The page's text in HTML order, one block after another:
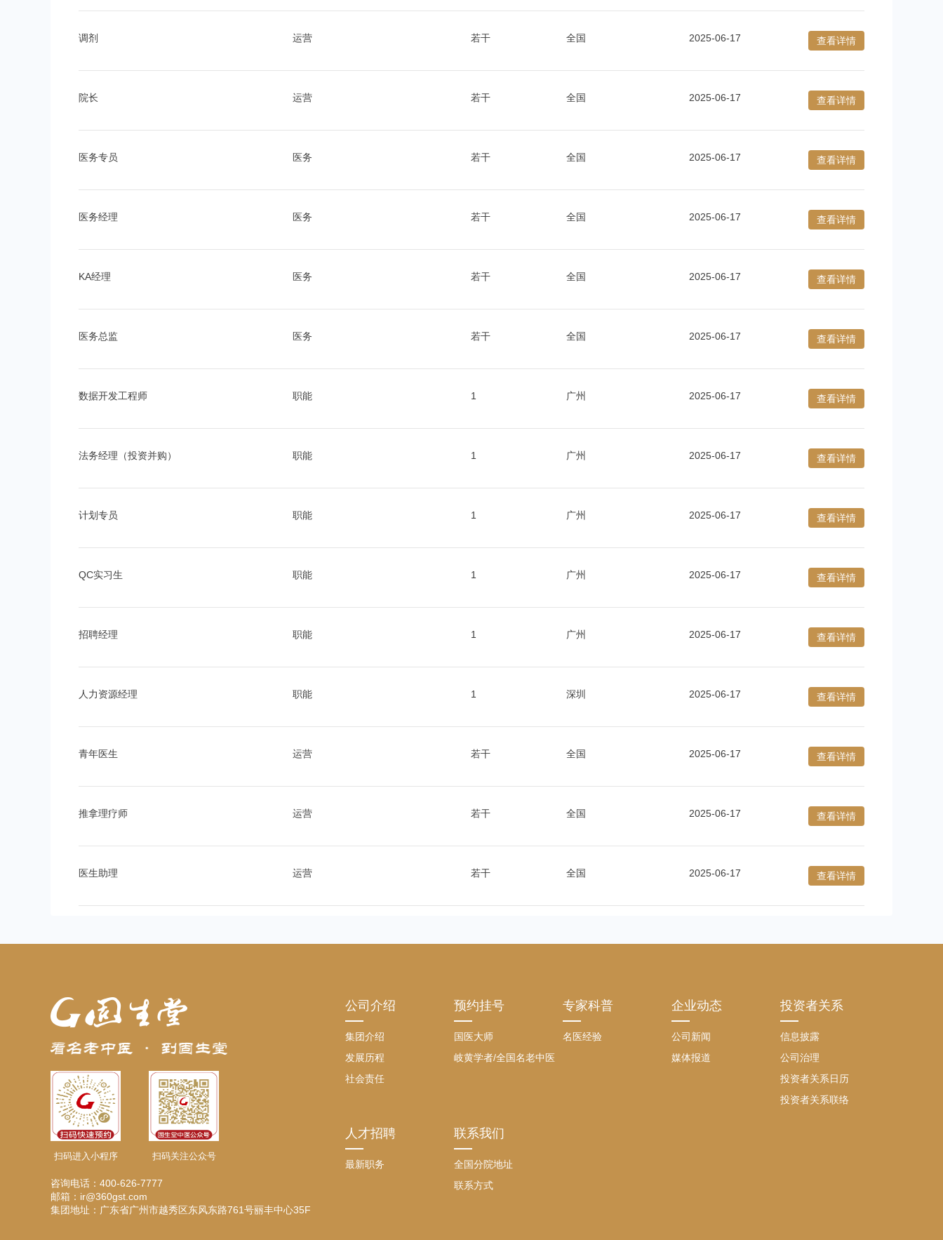
调剂 运营 若干 全国 2025-06-17 查看详情
院长 运营 若干 全国 2025-06-17 查看详情
医务专员 医务 若干 全国 2025-06-17 查看详情
医务经理 医务 若干 全国 2025-06-17 查看详情
KA经理 医务 若干 全国 2025-06-17 查看详情
医务总监 医务 若干 全国 2025-06-17 查看详情
数据开发工程师 职能 1 广州 2025-06-17 查看详情
法务经理（投资并购） 职能 1 广州 2025-06-17 查看详情
计划专员 职能 1 广州 2025-06-17 查看详情
QC实习生 职能 1 广州 2025-06-17 查看详情
招聘经理 职能 1 广州 2025-06-17 查看详情
人力资源经理 职能 1 深圳 2025-06-17 查看详情
青年医生 运营 若干 全国 2025-06-17 查看详情
推拿理疗师 运营 若干 全国 2025-06-17 查看详情
医生助理 运营 若干 全国 2025-06-17 查看详情
扫码进入小程序 扫码关注公众号
咨询电话：400-626-7777
邮箱：ir@360gst.com
集团地址：广东省广州市越秀区东风东路761号丽丰中心35F
公司介绍
集团介绍
发展历程
社会责任
预约挂号
国医大师
岐黄学者/全国名老中医
专家科普
名医经验
企业动态
公司新闻
媒体报道
投资者关系
信息披露
公司治理
投资者关系日历
投资者关系联络
人才招聘
最新职务
联系我们
全国分院地址
联系方式